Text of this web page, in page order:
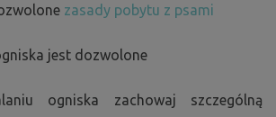
zasady pobytu z psami
jest dozwolone
ogniska zachowaj szczególną